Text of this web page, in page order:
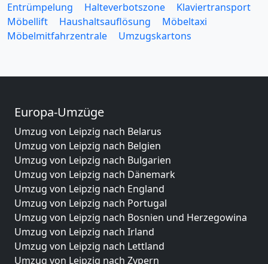
Entrümpelung
Halteverbotszone
Klaviertransport
Möbellift
Haushaltsauflösung
Möbeltaxi
Möbelmitfahrzentrale
Umzugskartons
Europa-Umzüge
Umzug von Leipzig nach Belarus
Umzug von Leipzig nach Belgien
Umzug von Leipzig nach Bulgarien
Umzug von Leipzig nach Dänemark
Umzug von Leipzig nach England
Umzug von Leipzig nach Portugal
Umzug von Leipzig nach Bosnien und Herzegowina
Umzug von Leipzig nach Irland
Umzug von Leipzig nach Lettland
Umzug von Leipzig nach Zypern